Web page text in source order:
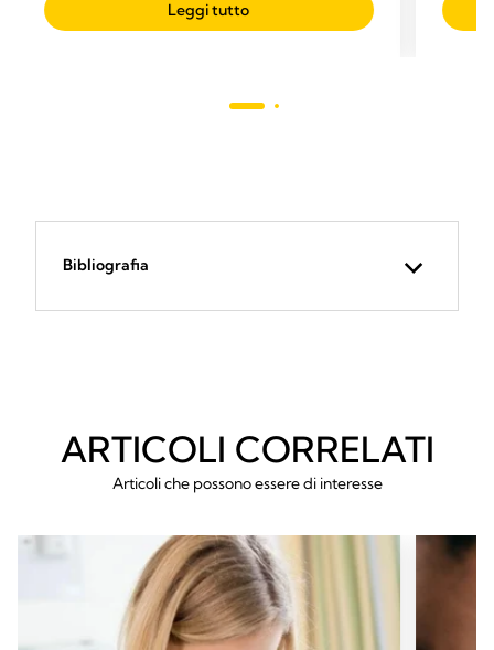
5
Leggi tutto
Bibliografia
ARTICOLI CORRELATI
Articoli che possono essere di interesse